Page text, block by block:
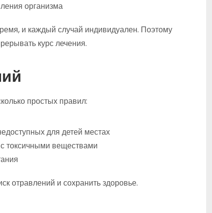
организма
и каждый случай индивидуален. Поэтому
курс лечения.
простых правил:
для детей местах
токсичными веществами
отравлений и сохранить здоровье.